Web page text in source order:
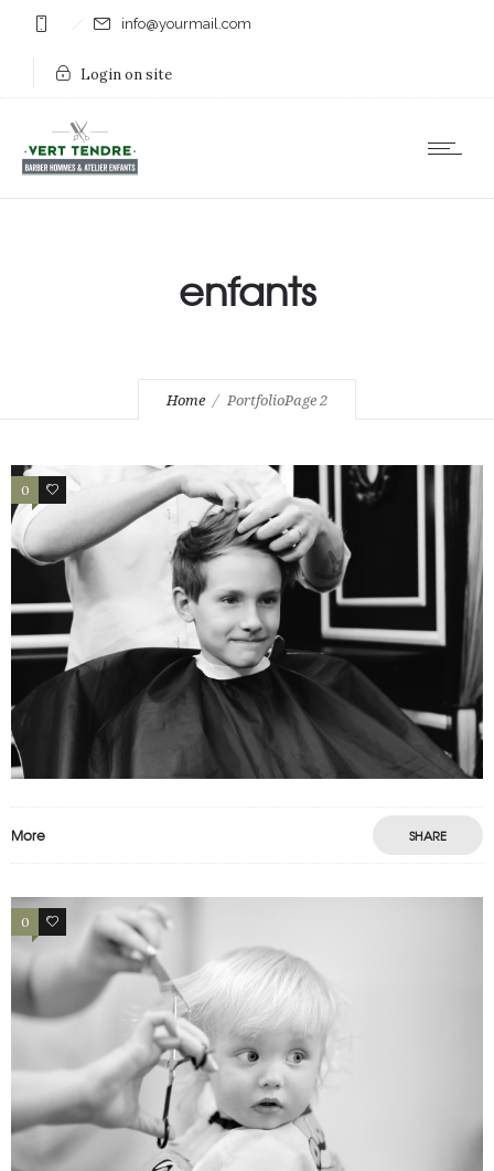
info@yourmail.com
Login on site
enfants
Home PortfolioPage 2
ENFANT 5
0 0
More SHARE
ENFANT 4
enfants
0 0